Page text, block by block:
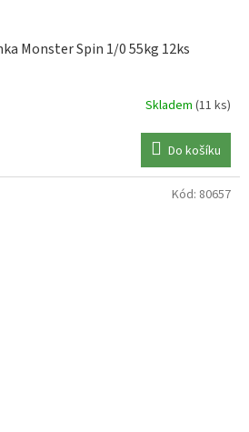
Monster Spin 1/0 55kg 12ks
Skladem (11 ks)
Do košíku
Kód: 80657